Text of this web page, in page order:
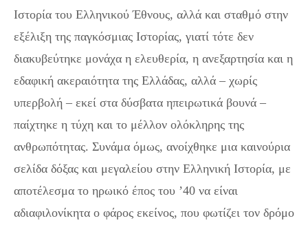
Ιστορία του Ελληνικού Έθνους, αλλά και σταθμό στην
εξέλιξη της παγκόσμιας Ιστορίας, γιατί τότε δεν
διακυβεύτηκε μονάχα η ελευθερία, η ανεξαρτησία και η
εδαφική ακεραιότητα της Ελλάδας, αλλά – χωρίς
υπερβολή – εκεί στα δύσβατα ηπειρωτικά βουνά –
παίχτηκε η τύχη και το μέλλον ολόκληρης της
ανθρωπότητας. Συνάμα όμως, ανοίχθηκε μια καινούρια
σελίδα δόξας και μεγαλείου στην Ελληνική Ιστορία, με
αποτέλεσμα το ηρωικό έπος του ’40 να είναι
αδιαφιλονίκητα ο φάρος εκείνος, που φωτίζει τον δρόμο